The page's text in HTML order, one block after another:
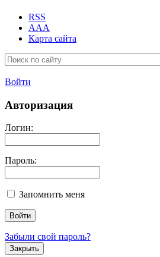
RSS
AAA
Карта сайта
Войти
Авторизация
Логин:
Пароль:
Запомнить меня
Забыли свой пароль?
Закрыть